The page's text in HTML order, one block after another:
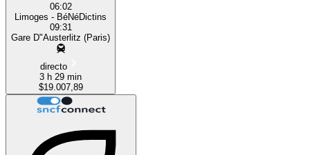
06:02
Limoges - BéNéDictins
09:31
Gare D"Austerlitz (Paris)
directo
3 h 29 min
$19.007,89